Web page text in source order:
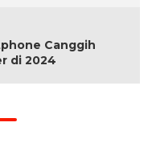
Canggih
di 2024